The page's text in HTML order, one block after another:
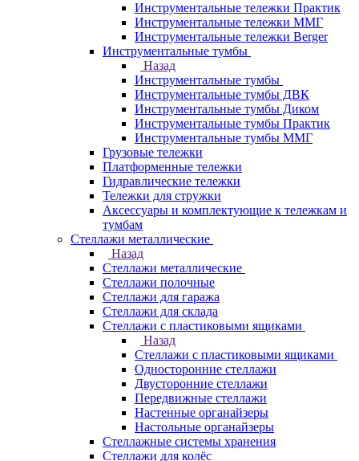
Инструментальные тележки Практик
Инструментальные тележки ММГ
Инструментальные тележки Berger
Инструментальные тумбы
Назад
Инструментальные тумбы
Инструментальные тумбы ДВК
Инструментальные тумбы Диком
Инструментальные тумбы Практик
Инструментальные тумбы ММГ
Грузовые тележки
Платформенные тележки
Гидравлические тележки
Тележки для стружки
Аксесcуары и комплектующие к тележкам и
тумбам
Стеллажи металлические
Назад
Стеллажи металлические
Стеллажи полочные
Стеллажи для гаража
Стеллажи для склада
Стеллажи с пластиковыми ящиками
Назад
Стеллажи с пластиковыми ящиками
Односторонние стеллажи
Двусторонние стеллажи
Передвижные стеллажи
Настенные органайзеры
Настольные органайзеры
Стеллажные системы хранения
Стеллажи для колёс